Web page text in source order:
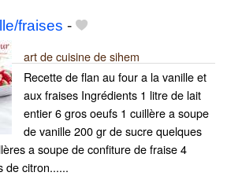
fraises -
art de cuisine de sihem
Recette de flan au four a la vanille et
aux fraises Ingrédients 1 litre de lait
entier 6 gros oeufs 1 cuillère a soupe
de vanille 200 gr de sucre quelques
a soupe de confiture de fraise 4
de citron......